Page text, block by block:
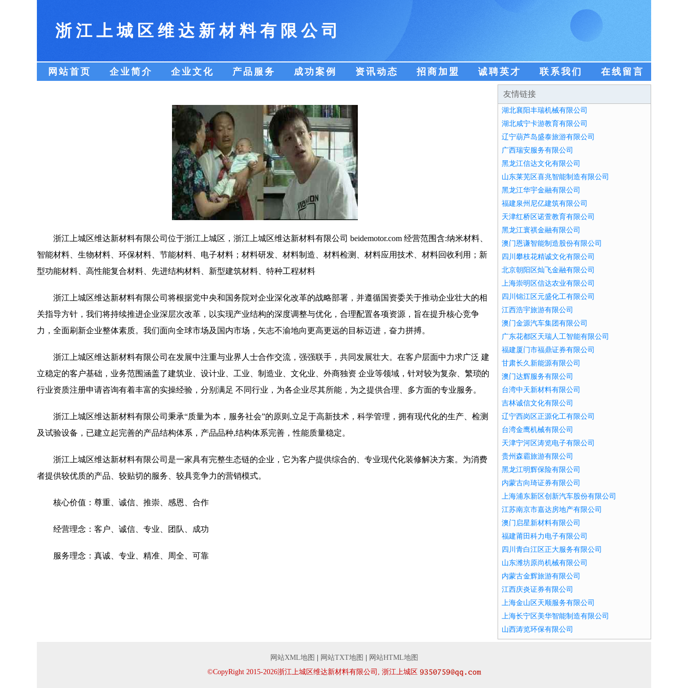
浙江上城区维达新材料有限公司
网站首页 企业简介 企业文化 产品服务 成功案例 资讯动态 招商加盟 诚聘英才 联系我们 在线留言
浙江上城区维达新材料有限公司位于浙江上城区，浙江上城区维达新材料有限公司 beidemotor.com 经营范围含:纳米材料、
智能材料、生物材料、环保材料、节能材料、电子材料；材料研发、材料制造、材料检测、材料应用技术、材料回收利用；新
型功能材料、高性能复合材料、先进结构材料、新型建筑材料、特种工程材料
浙江上城区维达新材料有限公司将根据党中央和国务院对企业深化改革的战略部署，并遵循国资委关于推动企业壮大的相
关指导方针，我们将持续推进企业深层次改革，以实现产业结构的深度调整与优化，合理配置各项资源，旨在提升核心竞争
力，全面刷新企业整体素质。我们面向全球市场及国内市场，矢志不渝地向更高更远的目标迈进，奋力拼搏。
浙江上城区维达新材料有限公司在发展中注重与业界人士合作交流，强强联手，共同发展壮大。在客户层面中力求广泛 建
立稳定的客户基础，业务范围涵盖了建筑业、设计业、工业、制造业、文化业、外商独资 企业等领域，针对较为复杂、繁琐的
行业资质注册申请咨询有着丰富的实操经验，分别满足 不同行业，为各企业尽其所能，为之提供合理、多方面的专业服务。
浙江上城区维达新材料有限公司秉承“质量为本，服务社会”的原则,立足于高新技术，科学管理，拥有现代化的生产、检测
及试验设备，已建立起完善的产品结构体系，产品品种,结构体系完善，性能质量稳定。
浙江上城区维达新材料有限公司是一家具有完整生态链的企业，它为客户提供综合的、专业现代化装修解决方案。为消费
者提供较优质的产品、较贴切的服务、较具竞争力的营销模式。
核心价值：尊重、诚信、推崇、感恩、合作
经营理念：客户、诚信、专业、团队、成功
服务理念：真诚、专业、精准、周全、可靠
友情链接
湖北襄阳丰瑞机械有限公司
湖北咸宁卡游教育有限公司
辽宁葫芦岛盛泰旅游有限公司
广西瑞安服务有限公司
黑龙江信达文化有限公司
山东莱芜区喜兆智能制造有限公司
黑龙江华宇金融有限公司
福建泉州尼亿建筑有限公司
天津红桥区诺萱教育有限公司
黑龙江寰祺金融有限公司
澳门恩谦智能制造股份有限公司
四川攀枝花精诚文化有限公司
北京朝阳区灿飞金融有限公司
上海崇明区信达农业有限公司
四川锦江区元盛化工有限公司
江西浩宇旅游有限公司
澳门金源汽车集团有限公司
广东花都区天瑞人工智能有限公司
福建厦门市福鼎证券有限公司
甘肃长久新能源有限公司
澳门达辉服务有限公司
台湾中天新材料有限公司
吉林诚信文化有限公司
辽宁西岗区正源化工有限公司
台湾金鹰机械有限公司
天津宁河区涛览电子有限公司
贵州森霸旅游有限公司
黑龙江明辉保险有限公司
内蒙古向琦证券有限公司
上海浦东新区创新汽车股份有限公司
江苏南京市嘉达房地产有限公司
澳门启星新材料有限公司
福建莆田科力电子有限公司
四川青白江区正大服务有限公司
山东潍坊原尚机械有限公司
内蒙古金辉旅游有限公司
江西庆炎证券有限公司
上海金山区天顺服务有限公司
上海长宁区美华智能制造有限公司
山西涛览环保有限公司
网站XML地图 网站TXT地图
网站HTML地图
©CopyRight 2015-2026浙江上城区维达新材料有限公司, 浙江上城区